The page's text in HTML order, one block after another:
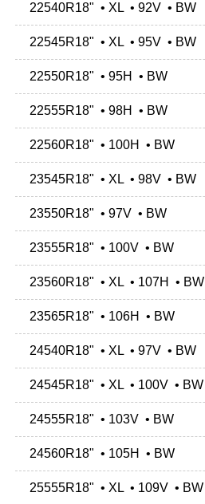
22540R18" • XL • 92V • BW
22545R18" • XL • 95V • BW
22550R18" • 95H • BW
22555R18" • 98H • BW
22560R18" • 100H • BW
23545R18" • XL • 98V • BW
23550R18" • 97V • BW
23555R18" • 100V • BW
23560R18" • XL • 107H • BW
23565R18" • 106H • BW
24540R18" • XL • 97V • BW
24545R18" • XL • 100V • BW
24555R18" • 103V • BW
24560R18" • 105H • BW
25555R18" • XL • 109V • BW